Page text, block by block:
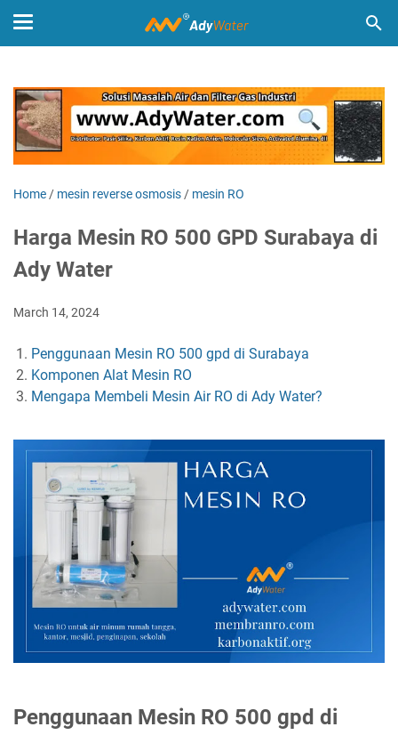
Home / mesin reverse osmosis / mesin RO
Harga Mesin RO 500 GPD Surabaya di
Ady Water
March 14, 2024
Penggunaan Mesin RO 500 gpd di Surabaya
Komponen Alat Mesin RO
Mengapa Membeli Mesin Air RO di Ady Water?
Penggunaan Mesin RO 500 gpd di